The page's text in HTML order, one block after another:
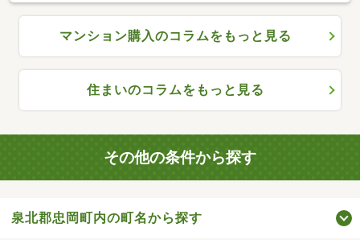
マンション購入のコラムをもっと見る
住まいのコラムをもっと見る
その他の条件から探す
泉北郡忠岡町内の町名から探す